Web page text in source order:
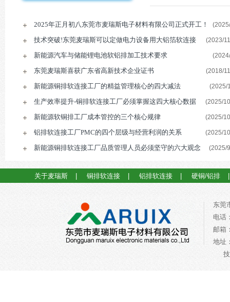
2025年正月初八东莞市麦瑞斯电子材料有限公司正式开工！
(2023/
技术突破!东莞麦瑞斯可以定做电力设备用大铝箔软连接
新能源汽车与储能锂电池软铝排加工技术要求
(2018/
东莞麦瑞斯喜获广东省高新技术企业证书
(2025/
新能源铜排软连接工厂的精益管理核心的四大减法
(2025/
生产效率提升-铜排软连接工厂必须掌握这四大核心数据
(2025/
新能源软铜排工厂成本管控的三个核心规律
(2025/
铝排软连接工厂PMC的四个层级与经营利润的关系
(2025/
新能源铜排软连接工厂品质管理人员必须坚守的六大观念
关于麦瑞斯 铜排软连接 铝排软连接 硬铜/铝排
东莞
电话
邮箱
地址